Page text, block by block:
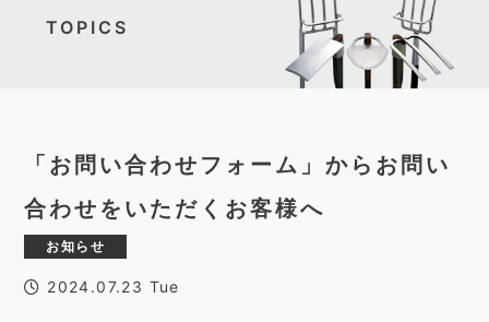
TOPICS
「お問い合わせフォーム」からお問い
合わせをいただくお客様へ
お知らせ
2024.07.23 Tue